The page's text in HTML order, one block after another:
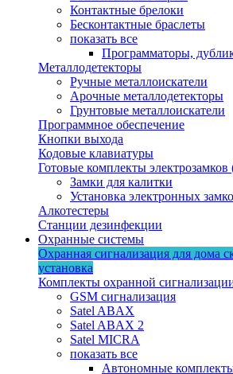
Контактные брелоки
Бесконтактные браслеты
показать все
Программаторы,
Металлодетекторы
Ручные металлоискатели
Арочные металлодетекторы
Грунтовые металлоискатели
Программное обеспечение
Кнопки выхода
Кодовые клавиатуры
Готовые комплекты
Замки для калитки
Установка электронных
Алкотестеры
Станции дезинфекции
Охранные системы
Охранная сигнализация для дома
установка
Комплекты охранной
GSM сигнализация
Satel ABAX
Satel ABAX 2
Satel MICRA
показать все
Автономные